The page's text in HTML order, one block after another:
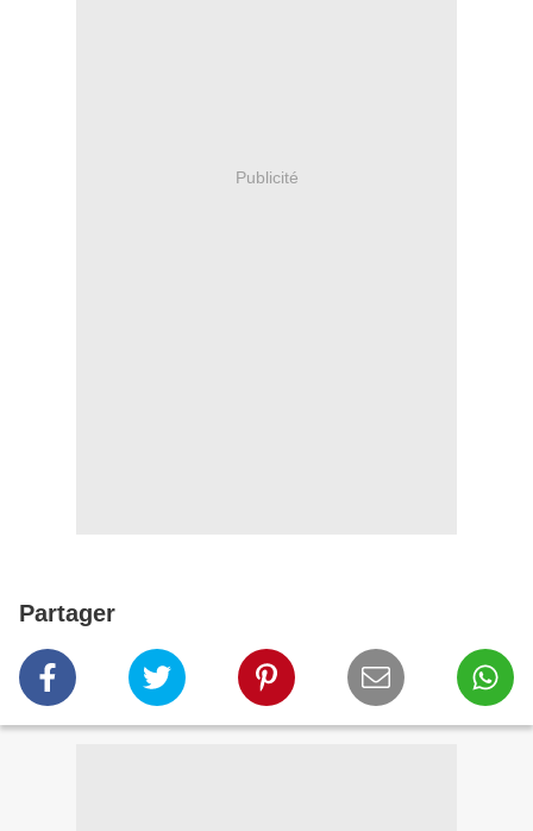
Publicité
Partager